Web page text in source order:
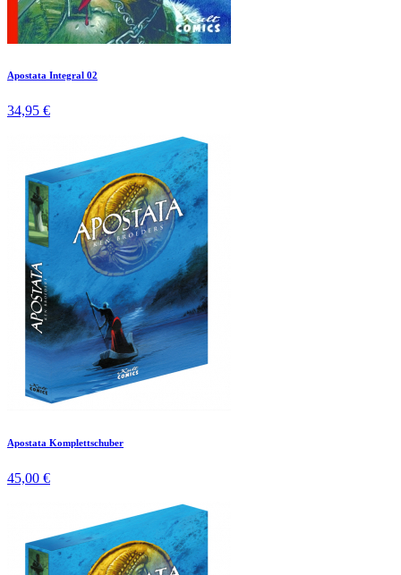
Apostata Integral 02
34,95 €
Apostata Komplettschuber
45,00 €